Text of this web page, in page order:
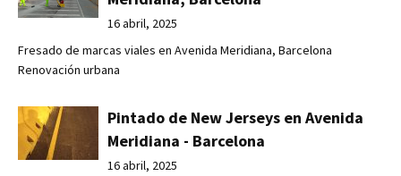
16 abril, 2025
Fresado de marcas viales en Avenida Meridiana, Barcelona
Renovación urbana
Pintado de New Jerseys en Avenida
Meridiana - Barcelona
16 abril, 2025